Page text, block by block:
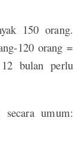
150 orang.
120 orang =
bulan perlu
umum: